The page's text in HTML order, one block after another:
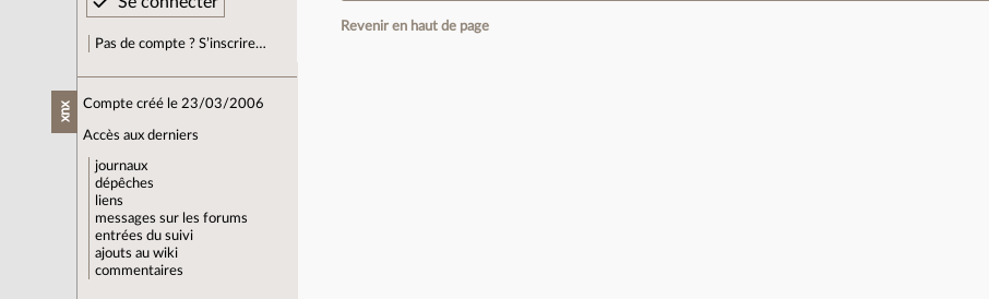
Pas de compte ? S’inscrire…
xnx Compte créé le 23/03/2006
Accès aux derniers
journaux
dépêches
liens
messages sur les forums
entrées du suivi
ajouts au wiki
commentaires
Revenir en haut de page